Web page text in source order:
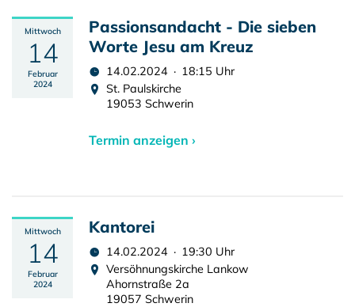
Mittwoch
14
Februar
2024
Passionsandacht - Die sieben
Worte Jesu am Kreuz
14.02.2024 · 18:15 Uhr
St. Paulskirche
19053 Schwerin
Termin anzeigen ›
Mittwoch
14
Februar
2024
Kantorei
14.02.2024 · 19:30 Uhr
Versöhnungskirche Lankow
Ahornstraße 2a
19057 Schwerin